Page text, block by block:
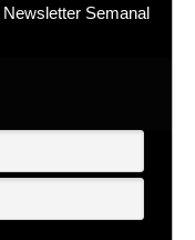
Semanal